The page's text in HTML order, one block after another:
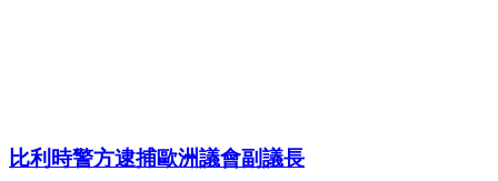
比利時警方逮捕歐洲議會副議長